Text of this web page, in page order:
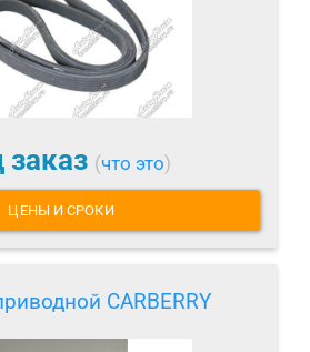
заказ (что это)
ЦЕНЫ И СРОКИ
CARBERRY